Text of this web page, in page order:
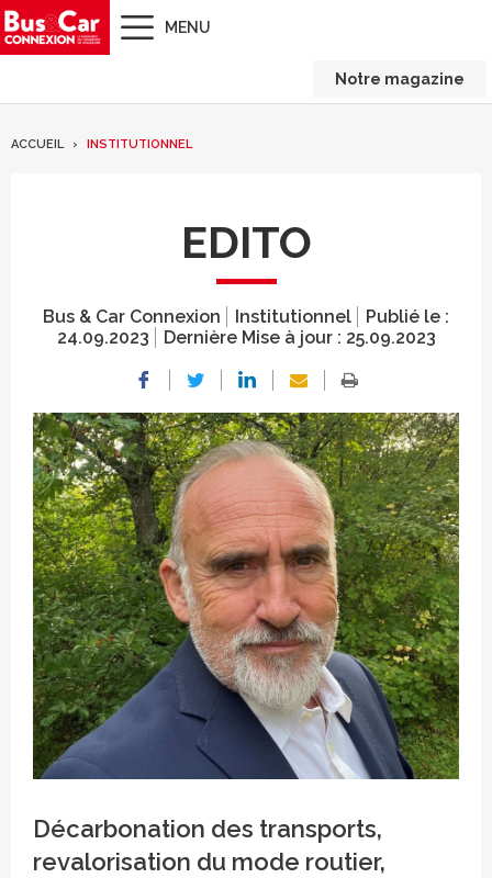
MENU
Notre magazine
ACCUEIL INSTITUTIONNEL
EDITO
Bus & Car Connexion Institutionnel
Publié le :
24.09.2023
Dernière Mise à jour : 25.09.2023
Crédit photo
Décarbonation des transports,
revalorisation du mode routier,